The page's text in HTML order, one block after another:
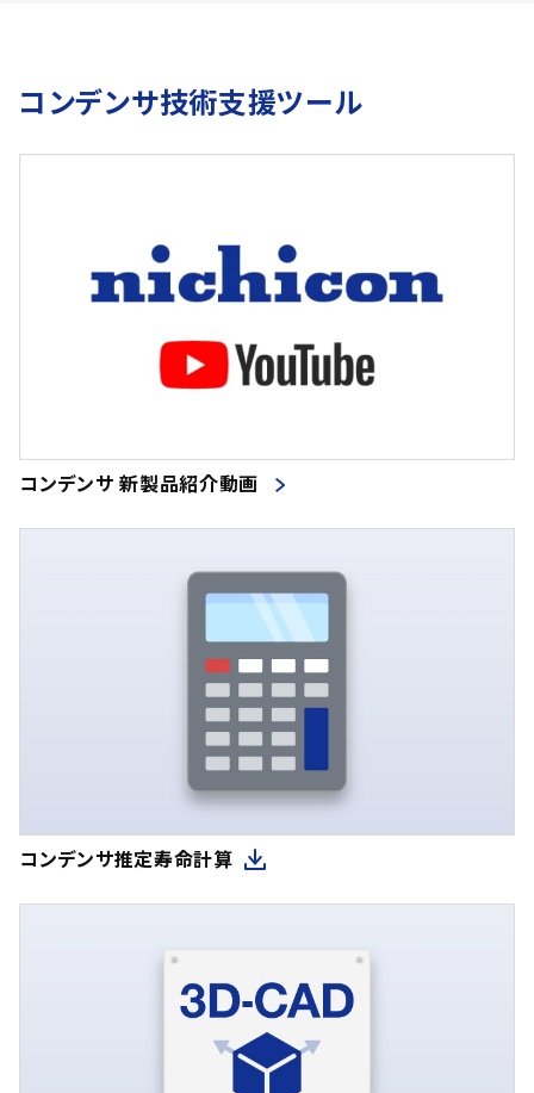
コンデンサ技術支援ツール
コンデンサ 新製品紹介動画
コンデンサ推定寿命計算